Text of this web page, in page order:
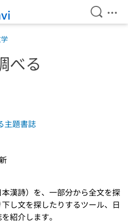
Open
べる
主題書誌
漢詩）を、一部分から全文を探
し文を探したりするツール、日
紹介します。